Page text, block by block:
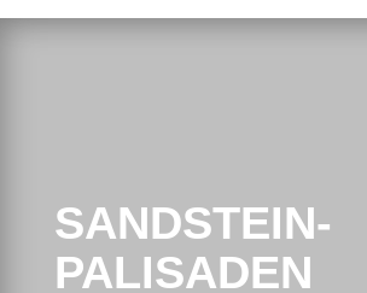
SANDSTEIN-
PALISADEN